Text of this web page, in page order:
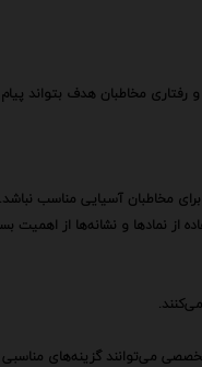
مخاطبان هدف بتواند پیام
مخاطبان آسیایی مناسب نباشد.
نمادها و نشانه‌ها از اهمیت
می‌توانند گزینه‌های مناسبی